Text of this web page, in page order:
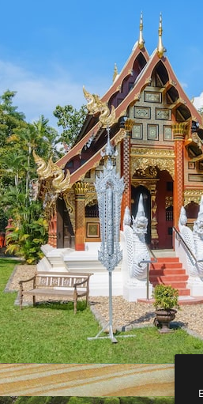
sáng tạo giúp bạn làm chủ những
sắc nhất. Hơn 1 triệu người
từ các nhà sáng tạo, doanh
và studio.
Việt
Trợ
Trình
AI
Trình
Máy
AI
Nội
MCP
Giao
ứng
Ứng
Tất